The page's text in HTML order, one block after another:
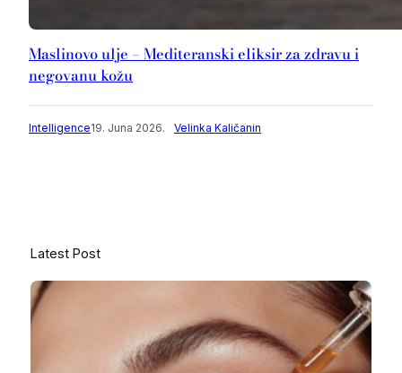
Maslinovo ulje – Mediteranski eliksir za zdravu i
negovanu kožu
Intelligence19. Juna 2026. Velinka Kaličanin
Latest Post